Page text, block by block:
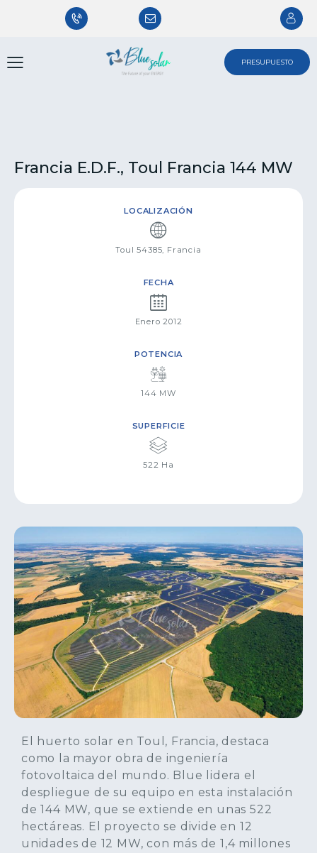
PRESUPUESTO
Francia E.D.F., Toul Francia 144 MW
LOCALIZACIÓN
Toul 54385, Francia
FECHA
Enero 2012
POTENCIA
144 MW
SUPERFICIE
522 Ha
El huerto solar en Toul, Francia, destaca
como la mayor obra de ingeniería
fotovoltaica del mundo. Blue lidera el
despliegue de su equipo en esta instalación
de 144 MW, que se extiende en unas 522
hectáreas. El proyecto se divide en 12
unidades de 12 MW, con más de 1,4 millones